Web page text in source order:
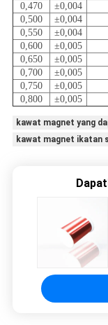
0,470
±0,004
0,500
±0,004
0,550
±0,004
0,600
±0,005
0,650
±0,005
0,700
±0,005
0,750
±0,005
0,800
±0,005
kawat magnet yang
kawat magnet ikatan